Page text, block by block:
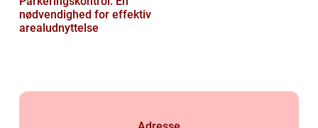
nødvendighed for effektiv
arealudnyttelse